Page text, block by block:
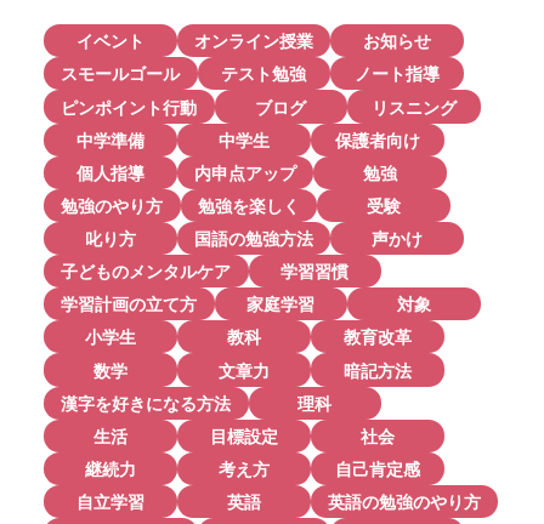
イベント オンライン授業
お知らせ
スモールゴール
テスト勉強
ノート指導
ピンポイント行動
ブログ
リスニング
中学準備
中学生
保護者向け
個人指導
内申点アップ
勉強
勉強のやり方
勉強を楽しく
受験
叱り方
国語の勉強方法
声かけ
子どものメンタルケア
学習習慣
学習計画の立て方
家庭学習
対象
小学生
教科
教育改革
数学
文章力
暗記方法
漢字を好きになる方法
理科
生活
目標設定
社会
継続力
考え方
自己肯定感
自立学習
英語
英語の勉強のやり方